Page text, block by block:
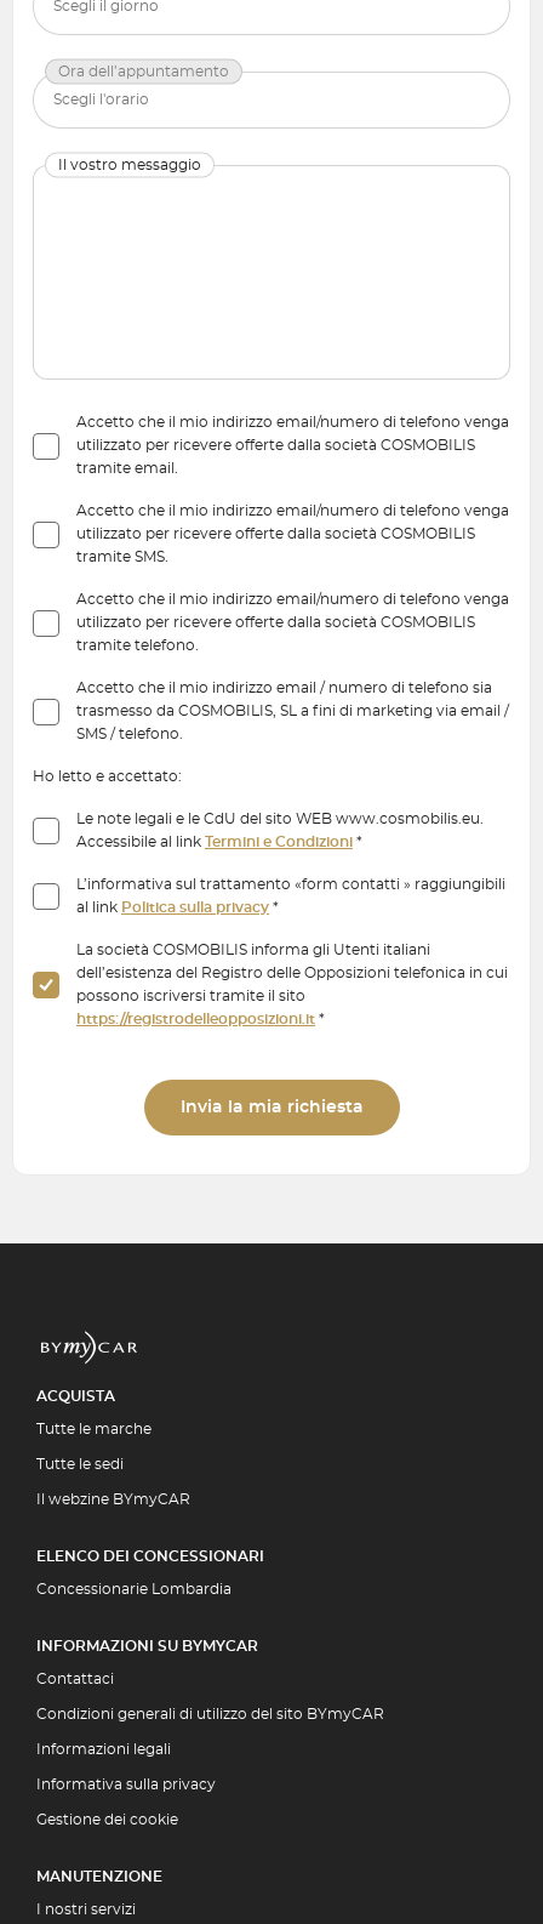
Ora dell’appuntamento
Il vostro messaggio
Accetto che il mio indirizzo email/numero di telefono venga
utilizzato per ricevere offerte dalla società COSMOBILIS
tramite email.
Accetto che il mio indirizzo email/numero di telefono venga
utilizzato per ricevere offerte dalla società COSMOBILIS
tramite SMS.
Accetto che il mio indirizzo email/numero di telefono venga
utilizzato per ricevere offerte dalla società COSMOBILIS
tramite telefono.
Accetto che il mio indirizzo email / numero di telefono sia
trasmesso da COSMOBILIS, SL a fini di marketing via email /
SMS / telefono.
Ho letto e accettato:
Le note legali e le CdU del sito WEB www.cosmobilis.eu.
Accessibile al link Termini e Condizioni *
L’informativa sul trattamento «form contatti » raggiungibili
al link Politica sulla privacy *
La società COSMOBILIS informa gli Utenti italiani
dell’esistenza del Registro delle Opposizioni telefonica in cui
possono iscriversi tramite il sito
https://registrodelleopposizioni.it *
Invia la mia richiesta
ACQUISTA
Tutte le marche
Tutte le sedi
Il webzine BYmyCAR
ELENCO DEI CONCESSIONARI
Concessionarie Lombardia
INFORMAZIONI SU BYMYCAR
Contattaci
Condizioni generali di utilizzo del sito BYmyCAR
Informazioni legali
Informativa sulla privacy
Gestione dei cookie
MANUTENZIONE
I nostri servizi